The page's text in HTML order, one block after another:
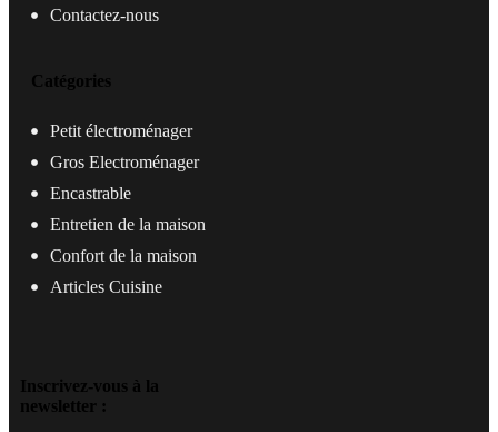
Contactez-nous
Catégories
Petit électroménager
Gros Electroménager
Encastrable
Entretien de la maison
Confort de la maison
Articles Cuisine
Inscrivez-vous à la
newsletter :